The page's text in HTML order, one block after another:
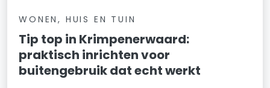
WONEN, HUIS EN TUIN
Tip top in Krimpenerwaard:
praktisch inrichten voor
buitengebruik dat echt werkt